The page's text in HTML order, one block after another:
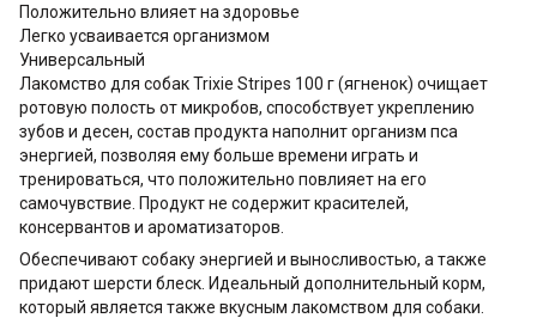
Положительно влияет на здоровье
Легко усваивается организмом
Универсальный
Лакомство для собак Trixie Stripes 100 г (ягненок) очищает
ротовую полость от микробов, способствует укреплению
зубов и десен, состав продукта наполнит организм пса
энергией, позволяя ему больше времени играть и
тренироваться, что положительно повлияет на его
самочувствие. Продукт не содержит красителей,
консервантов и ароматизаторов.
Обеспечивают собаку энергией и выносливостью, а также
придают шерсти блеск. Идеальный дополнительный корм,
который является также вкусным лакомством для собаки.